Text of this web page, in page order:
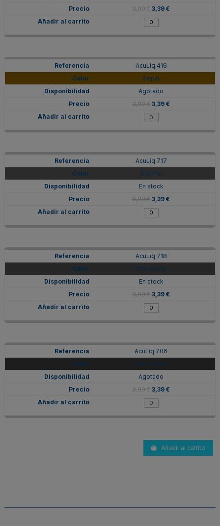
3,99 € 3,39 €
AcuLiq 416
Sepia
Agotado
3,99 € 3,39 €
AcuLiq 717
Gris frío
En stock
3,99 € 3,39 €
AcuLiq 718
Gris cálido
En stock
3,99 € 3,39 €
AcuLiq 706
Gris oscuro
Agotado
3,99 € 3,39 €
Añadir al carrito